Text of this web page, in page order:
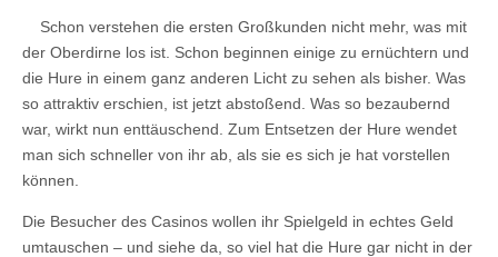
Schon verstehen die ersten Großkunden nicht mehr, was mit
der Oberdirne los ist. Schon beginnen einige zu ernüchtern und
die Hure in einem ganz anderen Licht zu sehen als bisher. Was
so attraktiv erschien, ist jetzt abstoßend. Was so bezaubernd
war, wirkt nun enttäuschend. Zum Entsetzen der Hure wendet
man sich schneller von ihr ab, als sie es sich je hat vorstellen
können.
Die Besucher des Casinos wollen ihr Spielgeld in echtes Geld
umtauschen – und siehe da, so viel hat die Hure gar nicht in der